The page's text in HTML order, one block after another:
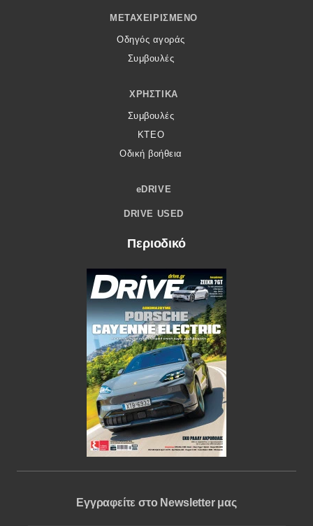
ΜΕΤΑΧΕΙΡΙΣΜΈΝΟ
Οδηγός αγοράς
Συμβουλές
ΧΡΗΣΤΙΚΆ
Συμβουλές
ΚΤΕΟ
Οδική βοήθεια
eDRIVE
DRIVE USED
Περιοδικό
Εγγραφείτε στο Newsletter μας